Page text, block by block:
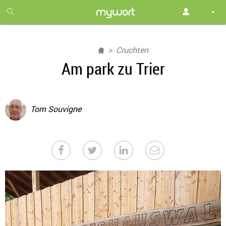
month
free
Cruchten
Am park zu Trier
Tom Souvigne